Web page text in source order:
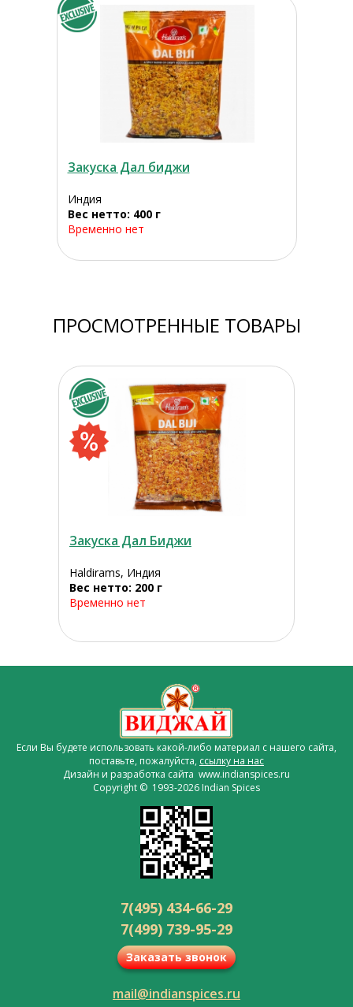
Закуска Дал биджи
Индия
Вес нетто: 400 г
Временно нет
ПРОСМОТРЕННЫЕ ТОВАРЫ
Закуска Дал Биджи
Haldirams, Индия
Вес нетто: 200 г
Временно нет
Если Вы будете использовать какой-либо материал с нашего сайта,
поставьте, пожалуйста, ссылку на нас
Дизайн и разработка сайта www.indianspices.ru
Copyright © 1993-2026 Indian Spices
7(495) 434-66-29
7(499) 739-95-29
Заказать звонок
mail@indianspices.ru